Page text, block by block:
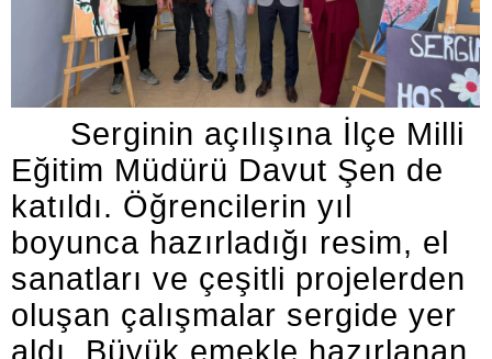
Serginin açılışına İlçe Milli
Eğitim Müdürü Davut Şen de
katıldı. Öğrencilerin yıl
boyunca hazırladığı resim, el
sanatları ve çeşitli projelerden
oluşan çalışmalar sergide yer
aldı. Büyük emekle hazırlanan